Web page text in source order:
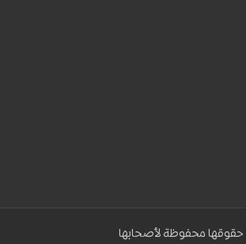
حقوقها محفوظة لأصحابها